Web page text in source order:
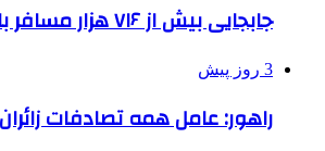
جابجایی بیش از ۷۱۶ هزار مسافر با متروی تهران در مراسم جاماندگان اربعین
3 روز پیش
راهور: عامل همه تصادفات